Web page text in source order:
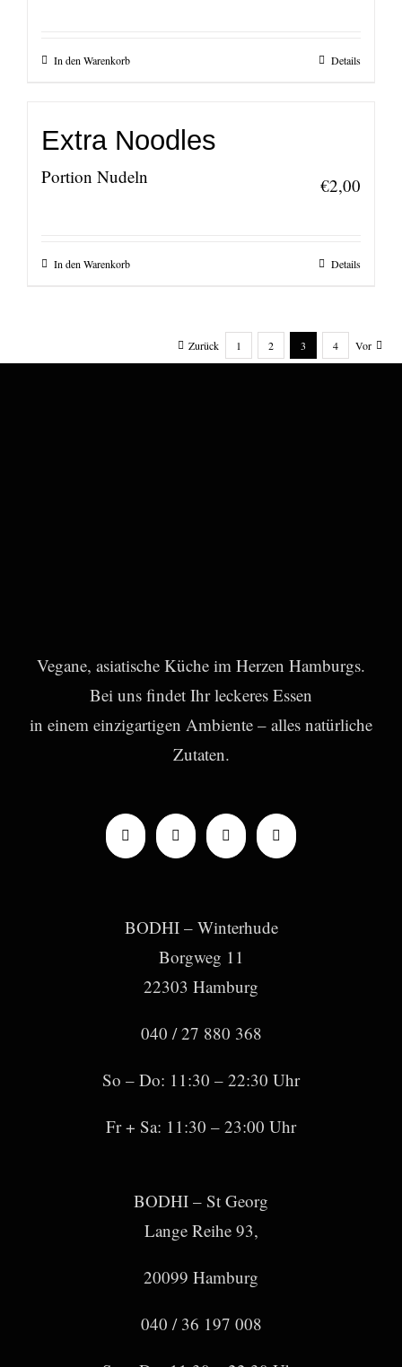
In den Warenkorb Details
Extra Noodles
Portion Nudeln €2,00
In den Warenkorb Details
Zurück 1 2 3 4 Vor
Vegane, asiatische Küche im Herzen Hamburgs.
Bei uns findet Ihr leckeres Essen
in einem einzigartigen Ambiente – alles natürliche
Zutaten.
BODHI – Winterhude
Borgweg 11
22303 Hamburg
040 / 27 880 368
So – Do: 11:30 – 22:30 Uhr
Fr + Sa: 11:30 – 23:00 Uhr
BODHI – St Georg
Lange Reihe 93,
20099 Hamburg
040 / 36 197 008